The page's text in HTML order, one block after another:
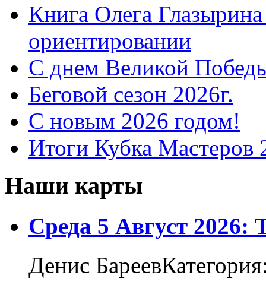
Книга Олега
ориентировании
С днем Великой
Беговой сезон 2026г.
С новым 2026 годом!
Итоги Кубка Мастеров
Наши карты
Среда 5 Август 2026:
Денис